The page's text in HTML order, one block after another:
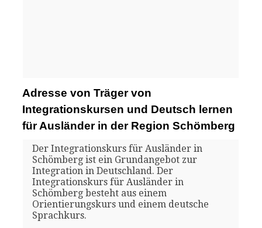
Adresse von Träger von
Integrationskursen und Deutsch lernen
für Ausländer in der Region Schömberg
Der Integrationskurs für Ausländer in
Schömberg ist ein Grundangebot zur
Integration in Deutschland. Der
Integrationskurs für Ausländer in
Schömberg besteht aus einem
Orientierungskurs und einem deutsche
Sprachkurs.